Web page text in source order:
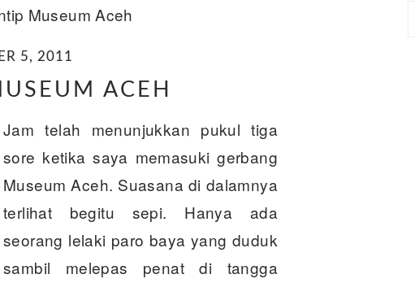
Museum Aceh
5, 2011
ACEH
Jam telah menunjukkan pukul tiga
sore ketika saya memasuki gerbang
Museum Aceh. Suasana di dalamnya
terlihat begitu sepi. Hanya ada
seorang lelaki paro baya yang duduk
sambil melepas penat di tangga